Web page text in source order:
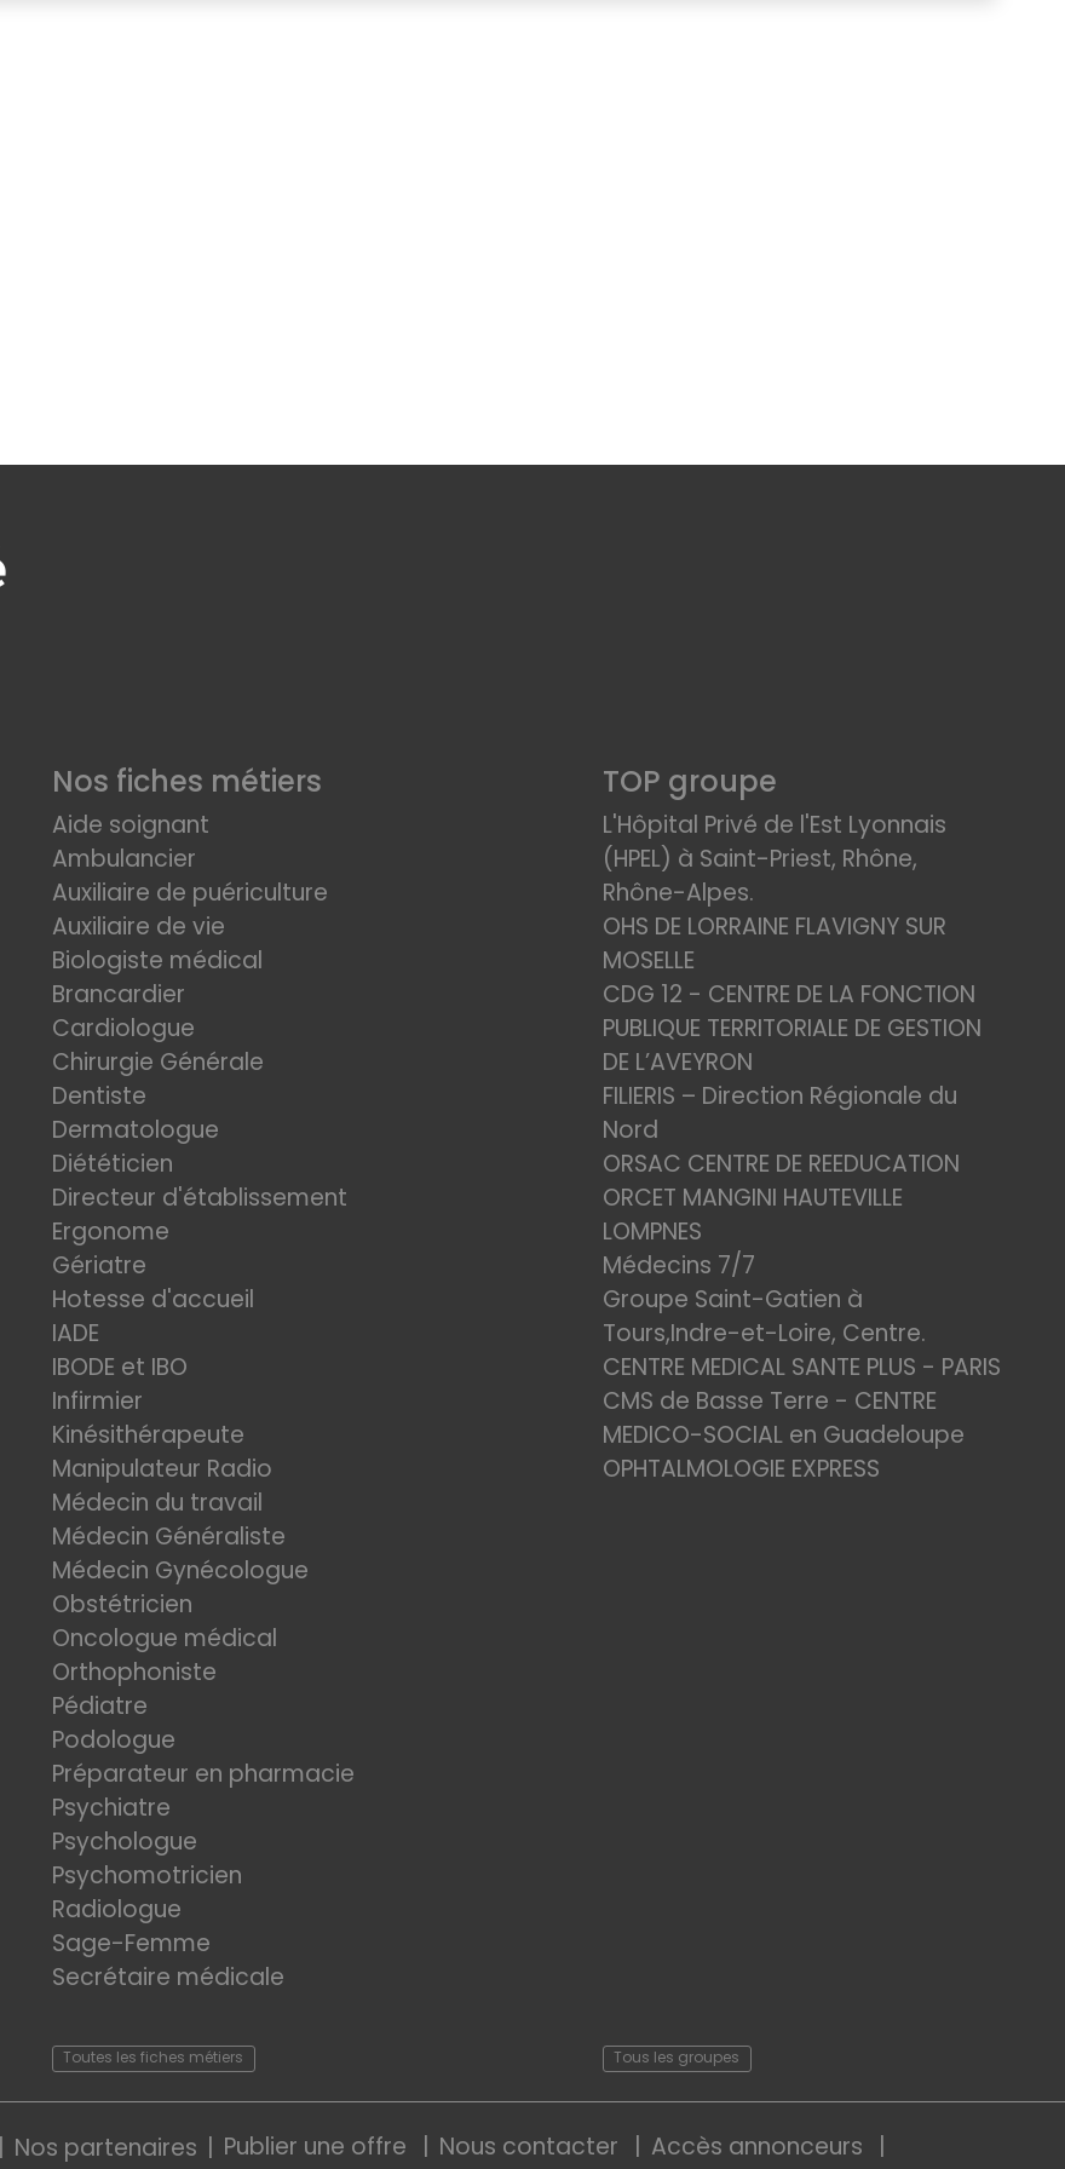
Nos fiches métiers
Aide soignant
Ambulancier
Auxiliaire de puériculture
Auxiliaire de vie
Biologiste médical
Brancardier
Cardiologue
Chirurgie Générale
Dentiste
Dermatologue
Diététicien
Directeur d'établissement
Ergonome
Gériatre
Hotesse d'accueil
IADE
IBODE et IBO
Infirmier
Kinésithérapeute
Manipulateur Radio
Médecin du travail
Médecin Généraliste
Médecin Gynécologue
Obstétricien
Oncologue médical
Orthophoniste
Pédiatre
Podologue
Préparateur en pharmacie
Psychiatre
Psychologue
Psychomotricien
Radiologue
Sage-Femme
Secrétaire médicale
Toutes les fiches métiers
TOP groupe
L'Hôpital Privé de l'Est Lyonnais
(HPEL) à Saint-Priest, Rhône,
Rhône-Alpes.
OHS DE LORRAINE FLAVIGNY SUR
MOSELLE
CDG 12 - CENTRE DE LA FONCTION
PUBLIQUE TERRITORIALE DE GESTION
DE L’AVEYRON
FILIERIS – Direction Régionale du
Nord
ORSAC CENTRE DE REEDUCATION
ORCET MANGINI HAUTEVILLE
LOMPNES
Médecins 7/7
Groupe Saint-Gatien à
Tours,Indre-et-Loire, Centre.
CENTRE MEDICAL SANTE PLUS - PARIS
CMS de Basse Terre - CENTRE
MEDICO-SOCIAL en Guadeloupe
OPHTALMOLOGIE EXPRESS
Tous les groupes
Nos partenaires Publier une offre Nous contacter
Accès annonceurs